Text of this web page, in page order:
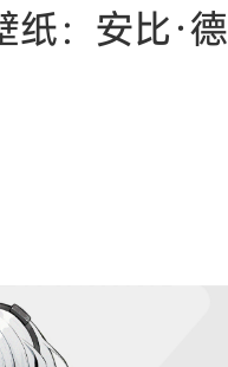
：安比·德